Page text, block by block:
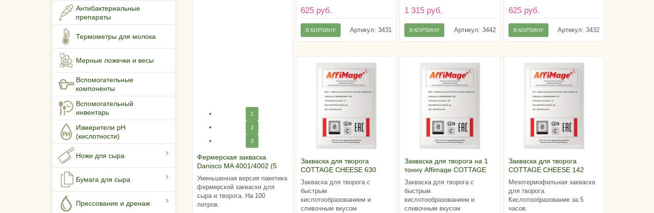
Антибактериальные
препараты
Термометры для молока
Мерные ложечки и весы
Вспомогательные
компоненты
Вспомогательный
инвентарь
Измерители pH
(кислотности)
Ножи для сыра
Бумага для сыра
Прессование и дренаж
1
2
3
Фермерская закваска
Danisco MA 4001/4002 (5
DCU)
Уменьшенная версия пакетика
фермерской закваски для
сыра и творога. На 100
литров.
625 руб.
Артикул: 3431
В КОРЗИНУ
1 315 руб.
Артикул: 3442
В КОРЗИНУ
625 руб.
Артикул: 3432
В КОРЗИНУ
Закваска для творога
COTTAGE CHEESE 630
AFFIMAGE® (1U)
Закваска для творога с
быстрым
кислотообразованием и
сливочным вкусом
Закваска для творога на 1
тонну Affimage COTTAGE
CHEESE 630 (10U)
Закваска для творога с
быстрым
кислотообразованием и
сливочным вкусом
Закваска для творога
COTTAGE CHEESE 142
AFFIMAGE® (1U)
Мезотермофильная закваска
для творога.
Кислотообразование за 5
часов.